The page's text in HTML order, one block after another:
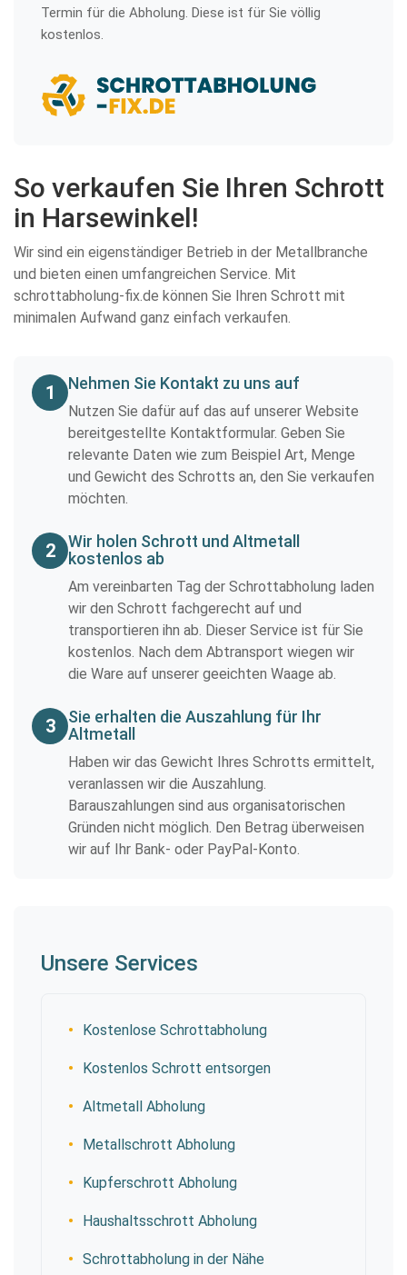
Termin für die Abholung. Diese ist für Sie völlig
kostenlos.
So verkaufen Sie Ihren Schrott
in Harsewinkel!
Wir sind ein eigenständiger Betrieb in der Metallbranche
und bieten einen umfangreichen Service. Mit
schrottabholung-fix.de können Sie Ihren Schrott mit
minimalen Aufwand ganz einfach verkaufen.
1 Nehmen Sie Kontakt zu uns auf
Nutzen Sie dafür auf das auf unserer Website
bereitgestellte Kontaktformular. Geben Sie
relevante Daten wie zum Beispiel Art, Menge
und Gewicht des Schrotts an, den Sie verkaufen
möchten.
2
Wir holen Schrott und Altmetall
kostenlos ab
Am vereinbarten Tag der Schrottabholung laden
wir den Schrott fachgerecht auf und
transportieren ihn ab. Dieser Service ist für Sie
kostenlos. Nach dem Abtransport wiegen wir
die Ware auf unserer geeichten Waage ab.
3
Sie erhalten die Auszahlung für Ihr
Altmetall
Haben wir das Gewicht Ihres Schrotts ermittelt,
veranlassen wir die Auszahlung.
Barauszahlungen sind aus organisatorischen
Gründen nicht möglich. Den Betrag überweisen
wir auf Ihr Bank- oder PayPal-Konto.
Unsere Services
Kostenlose Schrottabholung
Kostenlos Schrott entsorgen
Altmetall Abholung
Metallschrott Abholung
Kupferschrott Abholung
Haushaltsschrott Abholung
Schrottabholung in der Nähe